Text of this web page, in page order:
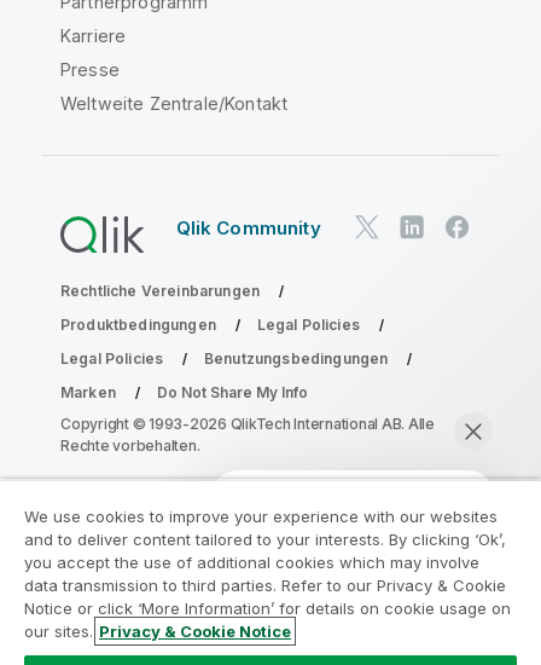
Karriere
Presse
Weltweite Zentrale/Kontakt
Qlik Community
Rechtliche Vereinbarungen
Produktbedingungen
Legal Policies
Legal Policies
Benutzungsbedingungen
Marken
Do Not Share My Info
Copyright © 1993-2026 QlikTech International AB. Alle
Rechte vorbehalten.
Nehmen Sie am Analyse-
Modernisierungsprogramm teil
Modernisieren Sie mit dem Analyse-
Modernisierungsprogramm, ohne Ihre wertvollen
We use cookies to improve your experience with our websites
and to deliver content tailored to your interests. By clicking ‘Ok’,
you accept the use of additional cookies which may involve
data transmission to third parties. Refer to our Privacy & Cookie
Notice or click ‘More Information’ for details on cookie usage on
our sites. Privacy & Cookie Notice